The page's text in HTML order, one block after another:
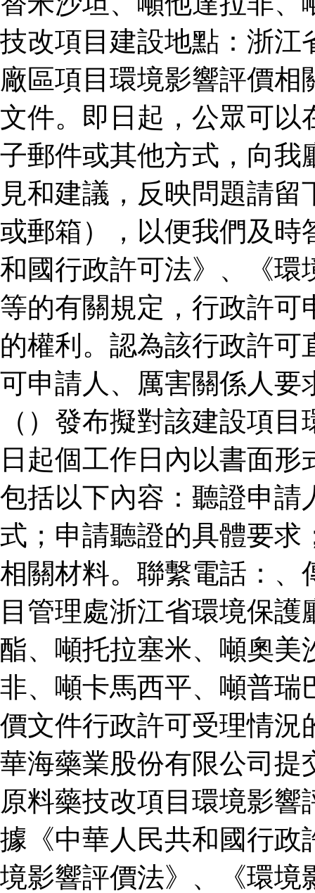
技改項目建設地點：浙江
廠區項目環境影響評價
文件。即日起，公眾可以
子郵件或其他方式，向我
見和建議，反映問題請
或郵箱），以便我們及時
和國行政許可法》、《環
等的有關規定，行政許可
的權利。認為該行政許
可申請人、厲害關係人要
（）發布擬對該建設項
日起個工作日內以書面
包括以下內容：聽證申請
式；申請聽證的具體要求
相關材料。聯繫電話：、
目管理處浙江省環境保
酯、噸托拉塞米、噸奧美
非、噸卡馬西平、噸普瑞
價文件行政許可受理情況
華海藥業股份有限公司提
原料藥技改項目環境影
據《中華人民共和國行政
境影響評價法》、《環境